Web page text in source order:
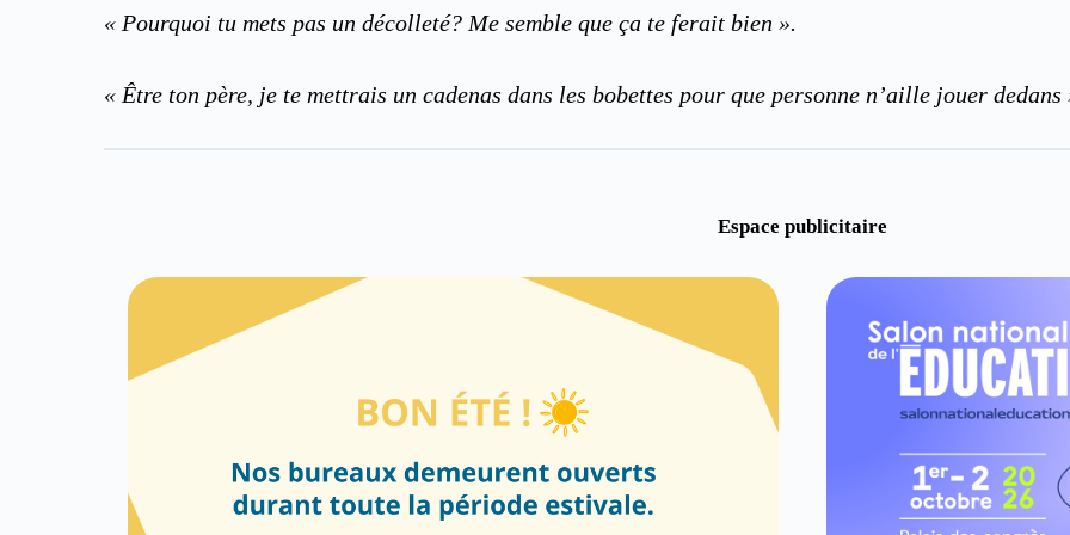
« Pourquoi tu mets pas un décolleté? Me semble que ça te ferait bien ».
« Être ton père, je te mettrais un cadenas dans les bobettes pour que personne n’aille jouer
Espace publicitaire